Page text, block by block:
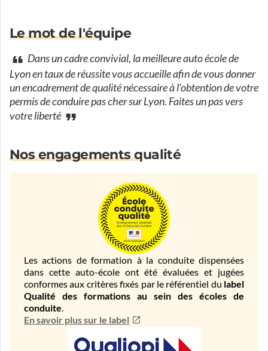
Le mot de l'équipe
Dans un cadre convivial, la meilleure auto école de
Lyon en taux de réussite vous accueille afin de vous donner
un encadrement de qualité nécessaire à l'obtention de votre
permis de conduire pas cher sur Lyon. Faites un pas vers
votre liberté
Nos engagements qualité
Les actions de formation à la conduite dispensées
dans cette auto-école ont été évaluées et jugées
conformes aux critères fixés par le référentiel du label
Qualité des formations au sein des écoles de
conduite.
En savoir plus sur le label